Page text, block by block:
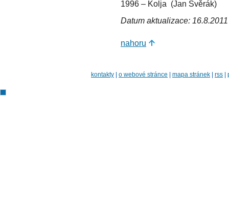
1996 – Kolja (Jan Svěrák)
Datum aktualizace:
nahoru
kontakty o webové stránce mapa stránek rss